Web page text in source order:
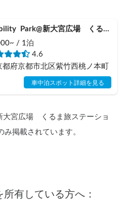
Park@新大宮広場　くるま
ーション　by Van LIfe
/ 1泊
4.6
都府京都市北区紫竹西桃ノ本町
車中泊スポット詳細を見る
宮広場　くるま旅ステーショ
み掲載されています。
有している方へ：